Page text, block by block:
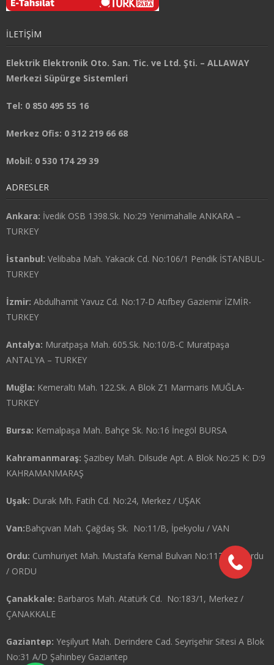
İLETİŞİM
Elektrik Elektronik Oto. San. Tic. ve Ltd. Şti. – ALLAWAY
Merkezi Süpürge Sistemleri
Tel: 0 850 495 55 16
Merkez Ofis: 0 312 219 66 68
Mobil: 0 530 174 29 39
ADRESLER
Ankara: İvedik OSB 1398.Sk. No:29 Yenimahalle ANKARA –
TURKEY
İstanbul: Velibaba Mah. Yakacık Cd. No:106/1 Pendik İSTANBUL-
TURKEY
İzmir: Abdulhamit Yavuz Cd. No:17-D Atıfbey Gaziemir İZMİR-
TURKEY
Antalya: Muratpaşa Mah. 605.Sk. No:10/B-C Muratpaşa
ANTALYA – TURKEY
Muğla: Kemeraltı Mah. 122.Sk. A Blok Z1 Marmaris MUĞLA-
TURKEY
Bursa: Kemalpaşa Mah. Bahçe Sk. No:16 İnegöl BURSA
Kahramanmaraş: Şazibey Mah. Dilsude Apt. A Blok No:25 K: D:9
KAHRAMANMARAŞ
Uşak: Durak Mh. Fatih Cd. No:24, Merkez / UŞAK
Van:Bahçıvan Mah. Çağdaş Sk. No:11/B, İpekyolu / VAN
Ordu: Cumhuriyet Mah. Mustafa Kemal Bulvarı No:117 Altınordu
/ ORDU
Çanakkale: Barbaros Mah. Atatürk Cd. No:183/1, Merkez /
ÇANAKKALE
Gaziantep: Yeşilyurt Mah. Derindere Cad. Seyrişehir Sitesi A Blok
No:31 A/D Şahinbey Gaziantep